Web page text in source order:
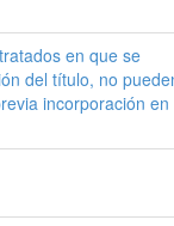
en que se
del título, no
incorporación en